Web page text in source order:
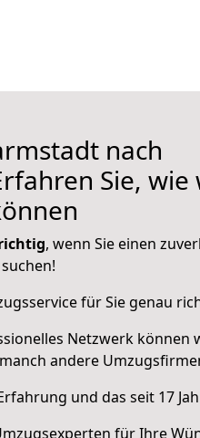
nach
Sie, wie
, wenn Sie einen
für Sie genau
Netzwerk können
andere
und das seit 17
für Ihre